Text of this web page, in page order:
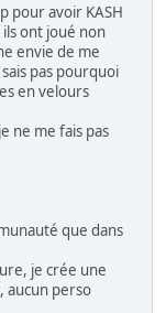
pour avoir KASH
ils ont joué non
envie de me
pas pourquoi
en velours
ne me fais pas
que dans
je crée une
aucun perso